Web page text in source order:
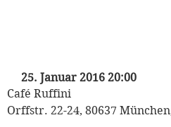
25. Januar 2016 20:00
Café Ruffini
Orffstr. 22-24, 80637